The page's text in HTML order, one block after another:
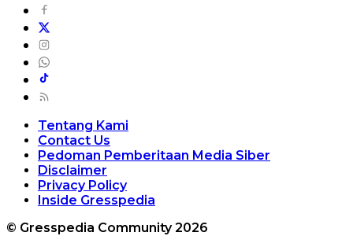
Tentang Kami
Contact Us
Pedoman Pemberitaan Media Siber
Disclaimer
Privacy Policy
Inside Gresspedia
© Gresspedia Community 2026